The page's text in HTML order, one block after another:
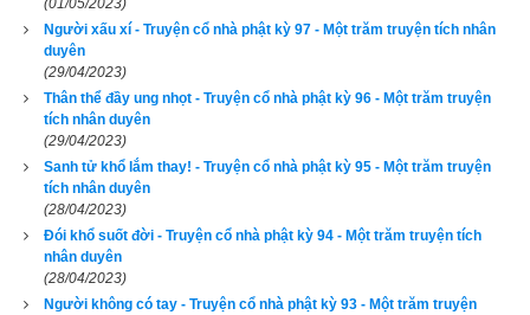
Khi ấy, rắn bỗng nhiên thốt được tiếng người, đáp lời Phật
rằng: “Xin tùy Phật dạy, con chẳng dám làm sai.”
Phật bảo: “Tâm ngươi nếu đã thuần thục, hãy chui vào bình
bát của ta đây.”
Phật vừa dứt lời, rắn liền hóa hình chui vào bình bát của Phật,
cùng theo về tinh xá Trúc Lâm.
Bấy giờ, nhân dân khắp thành Vương-xá đều nghe biết việc
Phật thu phục rắn độc tự chui vào bình bát, liền lũ lượt kéo
(01/05/2023)
Người xấu xí - Truyện cổ nhà phật kỳ 97 - Một trăm truyện tích nhân
duyên
(29/04/2023)
Thân thể đầy ung nhọt - Truyện cổ nhà phật kỳ 96 - Một trăm truyện
tích nhân duyên
(29/04/2023)
Sanh tử khổ lắm thay! - Truyện cổ nhà phật kỳ 95 - Một trăm truyện
tích nhân duyên
(28/04/2023)
Đói khổ suốt đời - Truyện cổ nhà phật kỳ 94 - Một trăm truyện tích
nhân duyên
(28/04/2023)
Người không có tay - Truyện cổ nhà phật kỳ 93 - Một trăm truyện